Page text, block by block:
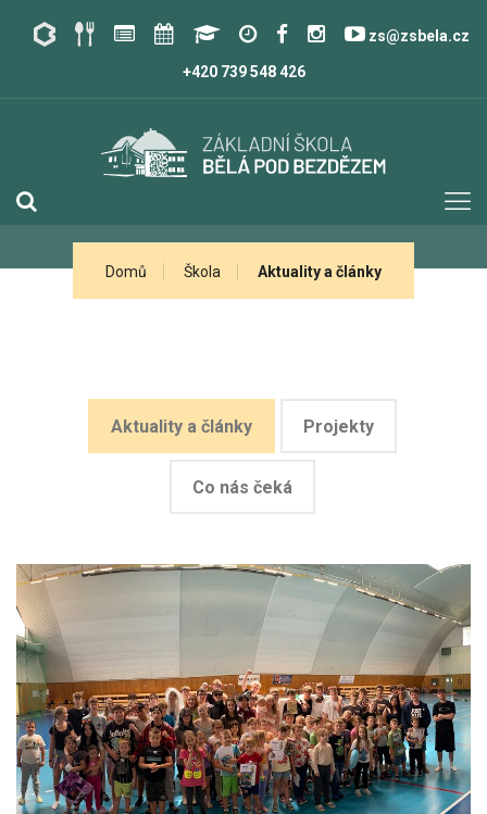
zs@zsbela.cz
+420 739 548 426
Domů Škola Aktuality a články
Aktuality a články Projekty
Co nás čeká